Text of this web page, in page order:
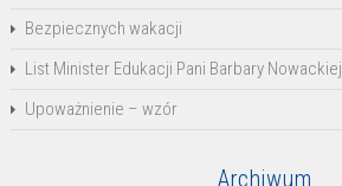
Bezpiecznych wakacji
List Minister Edukacji Pani Barbary Nowackiej
Upoważnienie – wzór
Archiwum